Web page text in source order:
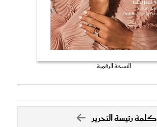
النسخة الرقمية
كلمة رئيسة التحرير